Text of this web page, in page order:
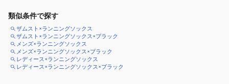
類似条件で探す
ザムスト×ランニングソックス
ザムスト×ランニングソックス×ブラック
メンズ×ランニングソックス
メンズ×ランニングソックス×ブラック
レディース×ランニングソックス
レディース×ランニングソックス×ブラック